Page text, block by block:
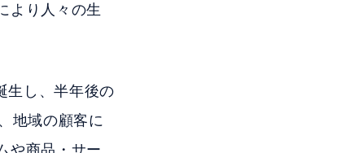
より人々の生
生し、半年後の
地域の顧客に
や商品・サー